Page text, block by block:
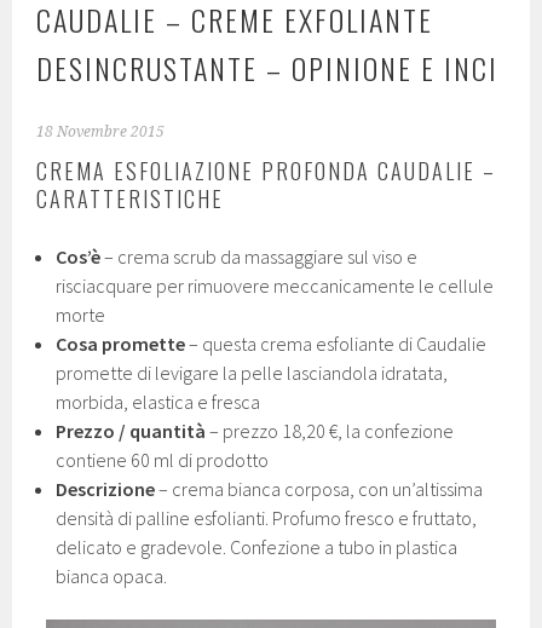
CAUDALIE – CREME EXFOLIANTE
DESINCRUSTANTE – OPINIONE E INCI
18 Novembre 2015
CREMA ESFOLIAZIONE PROFONDA CAUDALIE –
CARATTERISTICHE
Cos’è– crema scrub da massaggiare sul viso e
risciacquare per rimuovere meccanicamente le cellule
morte
Cosa promette– questa crema esfoliante di Caudalie
promette di levigare la pelle lasciandola idratata,
morbida, elastica e fresca
Prezzo / quantità– prezzo 18,20 €, la confezione
contiene 60 ml di prodotto
Descrizione– crema bianca corposa, con un’altissima
densità di palline esfolianti. Profumo fresco e fruttato,
delicato e gradevole. Confezione a tubo in plastica
bianca opaca.